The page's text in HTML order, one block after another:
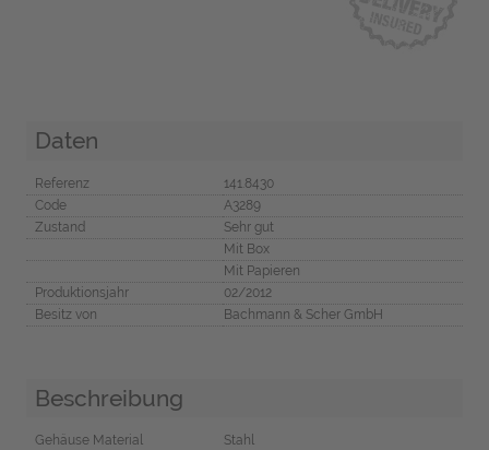
Daten
Referenz
141.8430
Code
A3289
Zustand
Sehr gut
Mit Box
Mit Papieren
Produktionsjahr
02/2012
Besitz von
Bachmann & Scher GmbH
Beschreibung
Gehäuse Material
Stahl